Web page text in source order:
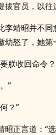
拔官员，以往
李靖昭并不
幼怒了，她第
朕收回命令
”
？”
昭正言道：“